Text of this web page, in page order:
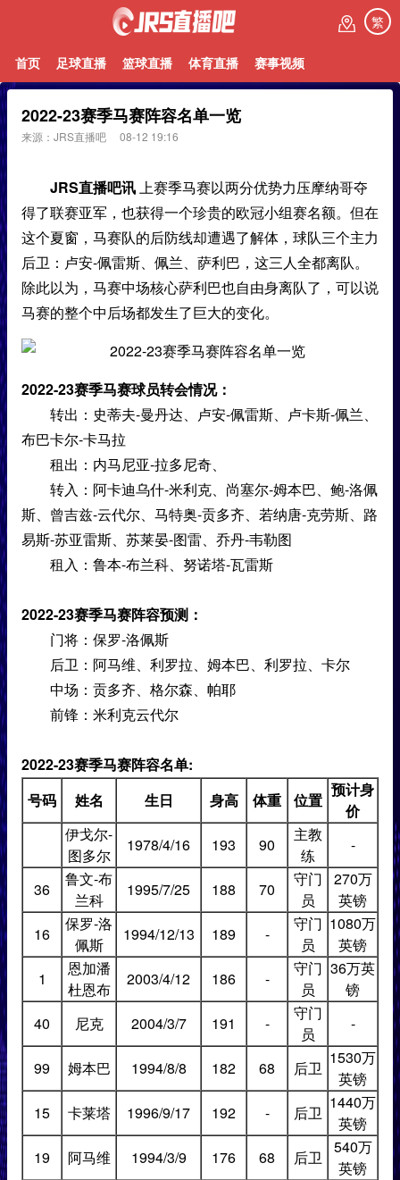
繁
首页 足球直播 篮球直播 体育直播 赛事视频
2022-23赛季马赛阵容名单一览
来源：JRS直播吧 08-12 19:16
JRS直播吧讯上赛季马赛以两分优势力压摩纳哥夺
得了联赛亚军，也获得一个珍贵的欧冠小组赛名额。但在
这个夏窗，马赛队的后防线却遭遇了解体，球队三个主力
后卫：卢安-佩雷斯、佩兰、萨利巴，这三人全都离队。
除此以为，马赛中场核心萨利巴也自由身离队了，可以说
马赛的整个中后场都发生了巨大的变化。
2022-23赛季马赛球员转会情况：
转出：史蒂夫-曼丹达、卢安-佩雷斯、卢卡斯-佩兰、
布巴卡尔-卡马拉
租出：内马尼亚-拉多尼奇、
转入：阿卡迪乌什-米利克、尚塞尔-姆本巴、鲍-洛佩
斯、曾吉兹-云代尔、马特奥-贡多齐、若纳唐-克劳斯、路
易斯-苏亚雷斯、苏莱晏-图雷、乔丹-韦勒图
租入：鲁本-布兰科、努诺塔-瓦雷斯
2022-23赛季马赛阵容预测：
门将：保罗-洛佩斯
后卫：阿马维、利罗拉、姆本巴、利罗拉、卡尔
中场：贡多齐、格尔森、帕耶
前锋：米利克云代尔
2022-23赛季马赛阵容名单:
号码
姓名 生日 身高 体重 位置
预计身
价
伊戈尔-
图多尔
1978/4/16 193 90
主教
练
-
36
鲁文-布
兰科
1995/7/25 188 70
守门
员
270万
英镑
16
保罗-洛
佩斯
1994/12/13 189 -
守门
员
1080万
英镑
1
恩加潘
杜恩布
2003/4/12 186 -
守门
员
36万英
镑
40
尼克 2004/3/7 191 -
守门
员
-
99 姆本巴 1994/8/8 182 68 后卫
1530万
英镑
15
卡莱塔 1996/9/17 192 - 后卫
1440万
英镑
19
阿马维 1994/3/9 176 68 后卫
540万
英镑